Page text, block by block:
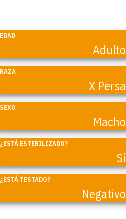
EDAD
Adulto
RAZA
X Persa
SEXO
Macho
¿ESTÁ ESTERILIZADO?
Sí
¿ESTÁ TESTADO?
Negativo
Coral